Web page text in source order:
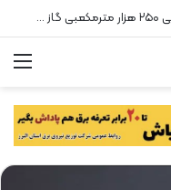
بهسازی ۸۵ موتورخانه در البرز/ صرفه‌جویی ۲۵۰ هزار مترمکعبی گاز در سه ماه